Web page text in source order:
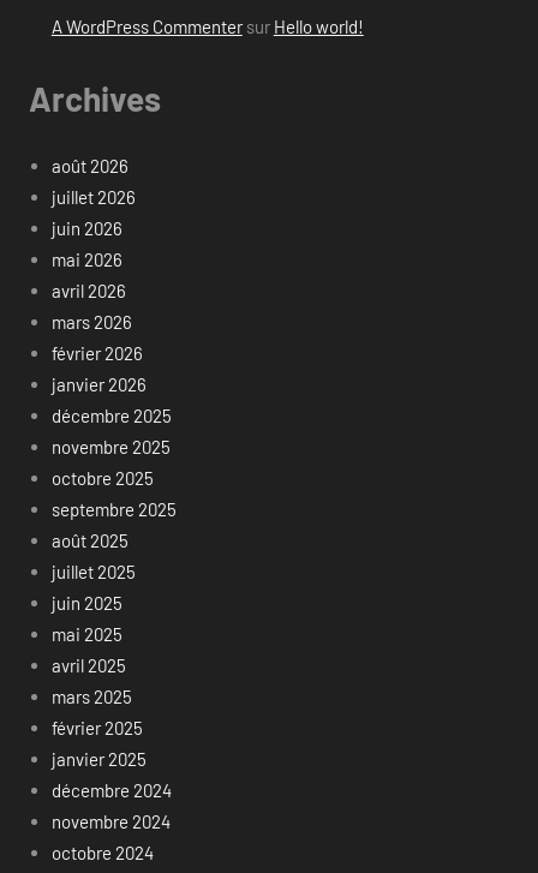
A WordPress Commentersur Hello world!
Archives
août 2026
juillet 2026
juin 2026
mai 2026
avril 2026
mars 2026
février 2026
janvier 2026
décembre 2025
novembre 2025
octobre 2025
septembre 2025
août 2025
juillet 2025
juin 2025
mai 2025
avril 2025
mars 2025
février 2025
janvier 2025
décembre 2024
novembre 2024
octobre 2024